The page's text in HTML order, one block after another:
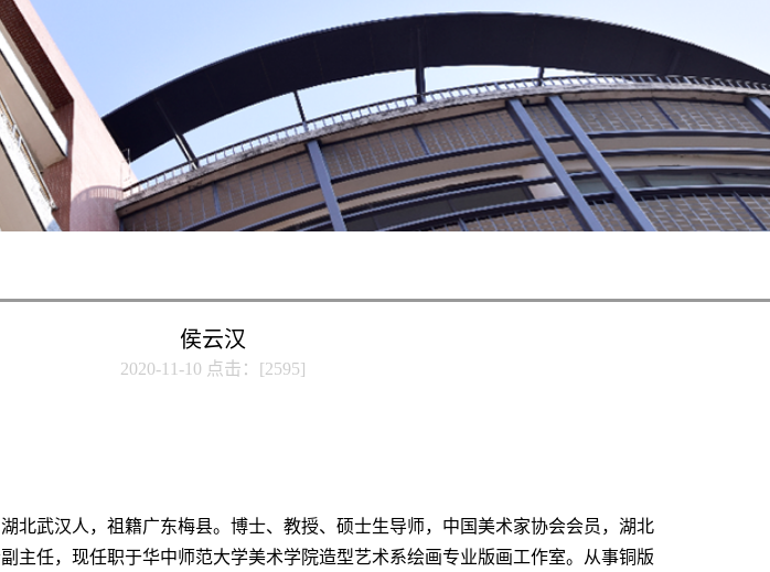
侯云汉
2020-11-10 点击：[2595]
北武汉人，祖籍广东梅县。博士、教授、硕士生导师，中国美术家协会会员，湖北
主任，现任职于华中师范大学美术学院造型艺术系绘画专业版画工作室。从事铜版